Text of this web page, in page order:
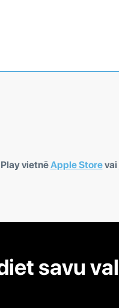
vietnēApple Storevai
savu